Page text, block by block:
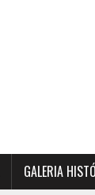
GALERIA